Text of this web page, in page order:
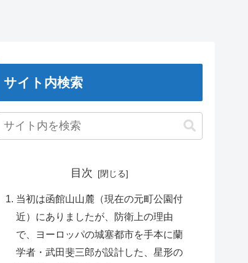
サイト内検索
目次
当初は函館山山麓（現在の元町公園付
近）にありましたが、防衛上の理由
で、ヨーロッパの城塞都市を手本に蘭
学者・武田斐三郎が設計した、星形の